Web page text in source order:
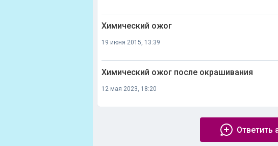
Химический ожог
19 июня 2015, 13:39
Химический ожог после окрашивания
12 мая 2023, 18:20
Ответить